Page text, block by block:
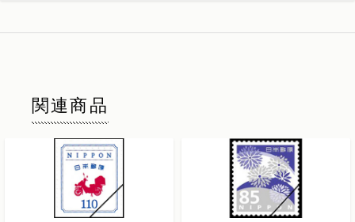
関連商品